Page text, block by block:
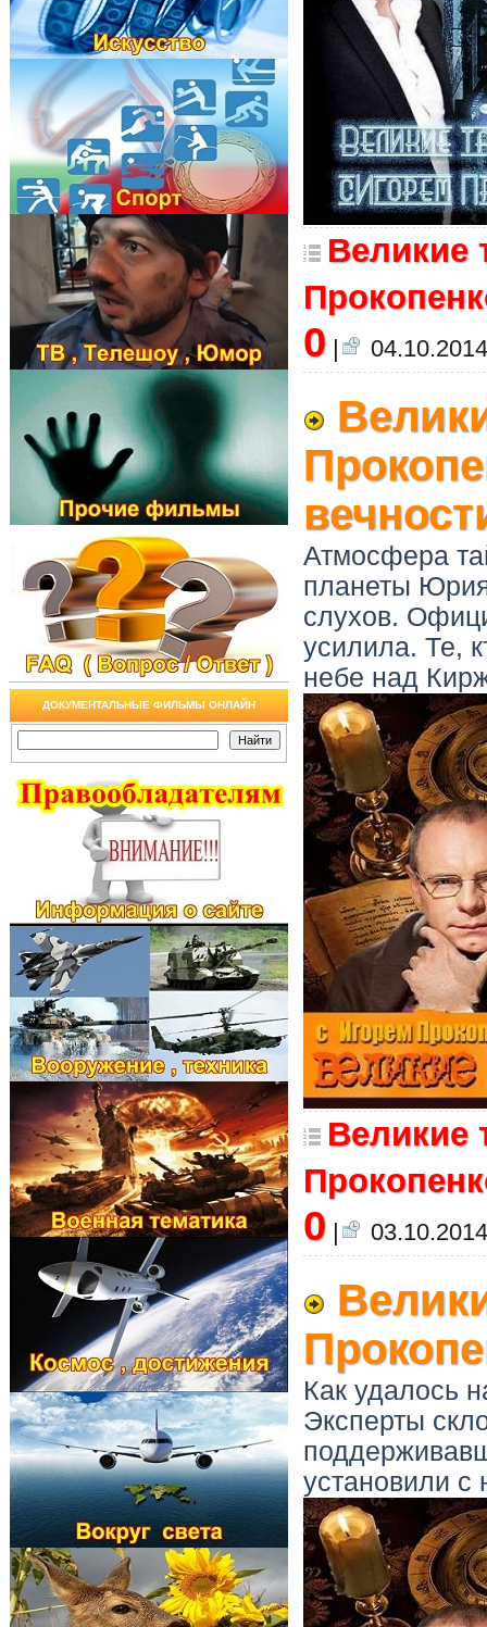
ДОКУМЕНТАЛЬНЫЕ ФИЛЬМЫ ОНЛАЙН
Великие
0 |
Атмосфера
планеты Юрия
слухов.
усилила. Те,
небе над
Великие
0 |
Как удалось
Эксперты
установили с